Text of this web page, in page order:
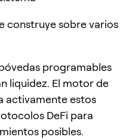
construye sobre varios
programables
liquidez. El motor de
activamente estos
DeFi para
posibles.